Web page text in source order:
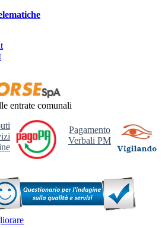
entrate comunali
Pagamento
Verbali PM